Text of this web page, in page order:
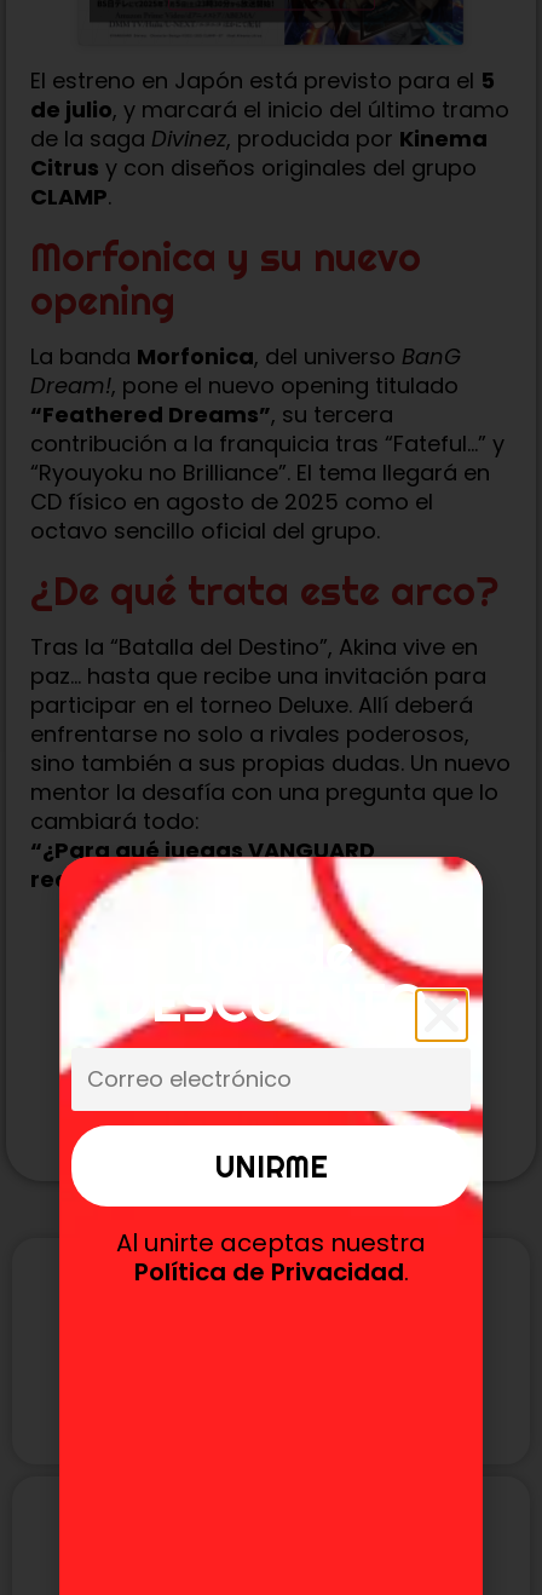
El estreno en Japón está previsto para el 5
de julio, y marcará el inicio del último tramo
de la saga Divinez, producida por Kinema
Citrus y con diseños originales del grupo
CLAMP.
Morfonica y su nuevo
opening
La banda Morfonica, del universo BanG
Dream!, pone el nuevo opening titulado
“Feathered Dreams”, su tercera
contribución a la franquicia tras “Fateful…” y
“Ryouyoku no Brilliance”. El tema llegará en
CD físico en agosto de 2025 como el
octavo sencillo oficial del grupo.
¿De qué trata este arco?
Tras la “Batalla del Destino”, Akina vive en
paz… hasta que recibe una invitación para
participar en el torneo Deluxe. Allí deberá
enfrentarse no solo a rivales poderosos,
sino también a sus propias dudas. Un nuevo
mentor la desafía con una pregunta que lo
cambiará todo:
“¿Para qué juegas VANGUARD
realmente?”
MÁS TEMÁTICAS
10% de
DESCUENTO
Al unirte aceptas nuestra
Política de Privacidad.